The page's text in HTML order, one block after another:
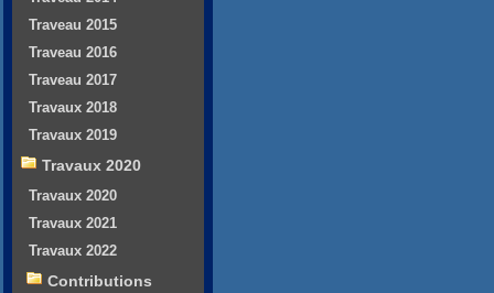
Traveau 2015
Traveau 2016
Traveau 2017
Travaux 2018
Travaux 2019
Travaux 2020
Travaux 2020
Travaux 2021
Travaux 2022
Contributions